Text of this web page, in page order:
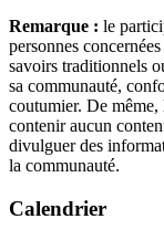
Remarque : le
personnes
savoirs traditionnels
sa communauté,
coutumier. De
contenir aucun
divulguer des
la communauté.
Calendrier